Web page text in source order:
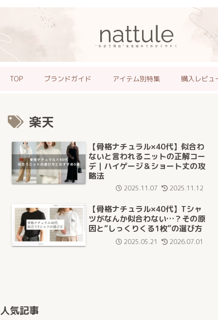
TOP ブランドガイド アイテム別特集 購入レビュ
楽天
【骨格ナチュラル×40代】似合わ
ないと言われるニットの正解コー
デ｜ハイゲージ＆ショート丈の攻
略法
2025.11.07 2025.11.12
【骨格ナチュラル×40代】Tシャ
ツがなんか似合わない…？その原
因と“しっくりくる1枚”の選び方
2025.05.21 2026.07.01
人気記事